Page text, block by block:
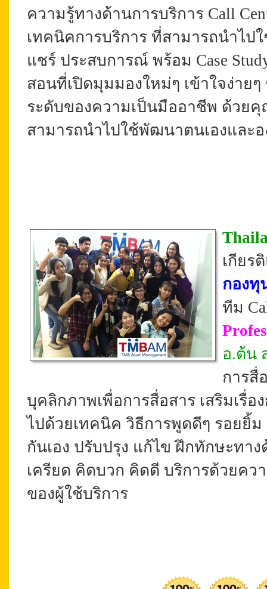
ความรู้ทางด้านการบริการ Call
เทคนิคการบริการ ที่สามารถนำไ
แชร์ ประสบการณ์ พร้อม Case
สอนที่เปิดมุมมองใหม่ๆ เข้าใจง่าย
ระดับของความเป็นมืออาชีพ ด้วยคุ
สามารถนำไปใช้พัฒนาตนเองและอ
เกียร
กองทุ
ทีม
อ.ต้น
การสื่
บุคลิกภาพเพื่อการสื่อสาร เสริมเรื่อ
ไปด้วยเทคนิค วิธีการพูดดีๆ รอยยิ้
กันเอง ปรับปรุง แก้ไข ฝึกทักษะทา
เครียด คิดบวก คิดดี บริการด้วยคว
ของผู้ใช้บริการ